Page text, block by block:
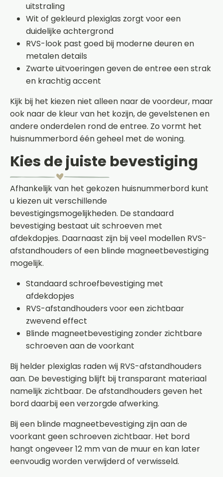
uitstraling
Wit of gekleurd plexiglas zorgt voor een
duidelijke achtergrond
RVS-look past goed bij moderne deuren en
metalen details
Zwarte uitvoeringen geven de entree een strak
en krachtig accent
Kijk bij het kiezen niet alleen naar de voordeur, maar
ook naar de kleur van het kozijn, de gevelstenen en
andere onderdelen rond de entree. Zo vormt het
huisnummerbord één geheel met de woning.
Kies de juiste bevestiging
Afhankelijk van het gekozen huisnummerbord kunt
u kiezen uit verschillende
bevestigingsmogelijkheden. De standaard
bevestiging bestaat uit schroeven met
afdekdopjes. Daarnaast zijn bij veel modellen RVS-
afstandhouders of een blinde magneetbevestiging
mogelijk.
Standaard schroefbevestiging met
afdekdopjes
RVS-afstandhouders voor een zichtbaar
zwevend effect
Blinde magneetbevestiging zonder zichtbare
schroeven aan de voorkant
Bij helder plexiglas raden wij RVS-afstandhouders
aan. De bevestiging blijft bij transparant materiaal
namelijk zichtbaar. De afstandhouders geven het
bord daarbij een verzorgde afwerking.
Bij een blinde magneetbevestiging zijn aan de
voorkant geen schroeven zichtbaar. Het bord
hangt ongeveer 12 mm van de muur en kan later
eenvoudig worden verwijderd of verwisseld.